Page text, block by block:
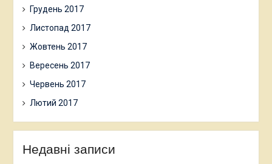
Грудень 2017
Листопад 2017
Жовтень 2017
Вересень 2017
Червень 2017
Лютий 2017
Недавні записи